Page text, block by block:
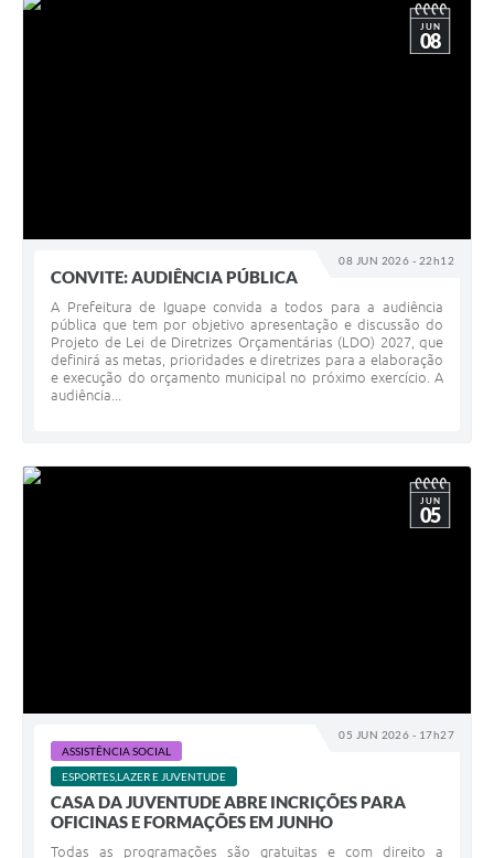
08 JUN 2026 - 22h12
JUN
08
CONVITE: AUDIÊNCIA PÚBLICA
A Prefeitura de Iguape convida a todos para a audiência
pública que tem por objetivo apresentação e discussão do
Projeto de Lei de Diretrizes Orçamentárias (LDO) 2027, que
definirá as metas, prioridades e diretrizes para a elaboração
e execução do orçamento municipal no próximo exercício. A
audiência...
05 JUN 2026 - 17h27
JUN
05
ASSISTÊNCIA SOCIAL
ESPORTES,LAZER E JUVENTUDE
CASA DA JUVENTUDE ABRE INCRIÇÕES PARA
OFICINAS E FORMAÇÕES EM JUNHO
Todas as programações são gratuitas e com direito a